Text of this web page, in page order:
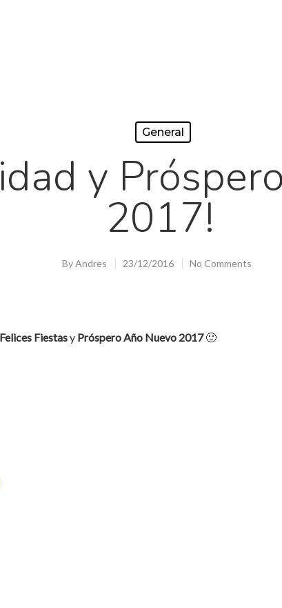
General
y
2017!
ByAndres 23/12/2016 No Comments
Felices Fiestasy PrósperoAño Nuevo 2017🙂